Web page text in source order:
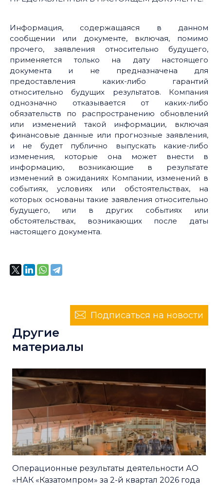
Информация, содержащаяся в данном
сообщении или документе, включая, помимо
прочего, заявления относительно будущего,
применяется только на дату настоящего
документа и не предназначена для
предоставления каких-либо гарантий
относительно будущих результатов. Компания
однозначно отказывается от каких-либо
обязательств по распространению обновлений
или изменений такой информации, включая
финансовые данные или прогнозные заявления,
и не будет публично выпускать какие-либо
изменения, которые она может внести в
информацию, возникающие в результате
изменений в ожиданиях Компании, изменений в
событиях, условиях или обстоятельствах, на
которых основаны такие заявления относительно
будущего, или в других событиях или
обстоятельствах, возникающих после даты
настоящего документа.
Подписаться на новости
Другие
материалы
Операционные результаты деятельности АО
«НАК «Казатомпром» за 2-й квартал 2026 года